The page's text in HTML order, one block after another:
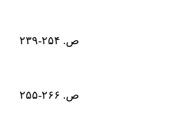
ص. ۲۵۴-۲۳۹
ص. ۲۶۶-۲۵۵